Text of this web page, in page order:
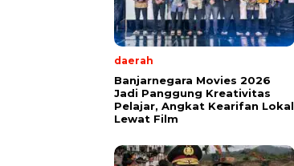
daerah
Banjarnegara Movies 2026
Jadi Panggung Kreativitas
Pelajar, Angkat Kearifan Lokal
Lewat Film